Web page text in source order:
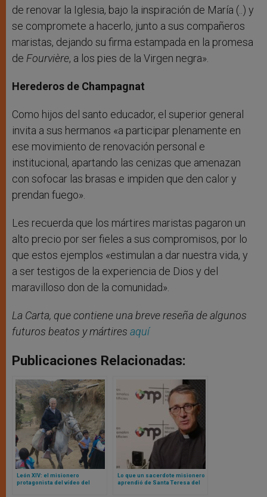
de renovar la Iglesia, bajo la inspiración de María (..) y
se compromete a hacerlo, junto a sus compañeros
maristas, dejando su firma estampada en la promesa
de Fourvière, a los pies de la Virgen negra».
Herederos de Champagnat
Como hijos del santo educador, el superior general
invita a sus hermanos «a participar plenamente en
ese movimiento de renovación personal e
institucional, apartando las cenizas que amenazan
con sofocar las brasas e impiden que den calor y
prendan fuego».
Les recuerda que los mártires maristas pagaron un
alto precio por ser fieles a sus compromisos, por lo
que estos ejemplos «estimulan a dar nuestra vida, y
a ser testigos de la experiencia de Dios y del
maravilloso don de la comunidad».
La Carta, que contiene una breve reseña de algunos
futuros beatos y mártires aquí
Publicaciones Relacionadas:
León XIV: el misionero
protagonista del vídeo del
Lo que un sacerdote misionero
aprendió de Santa Teresa del